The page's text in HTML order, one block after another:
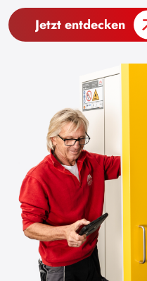
Jetzt entdecken